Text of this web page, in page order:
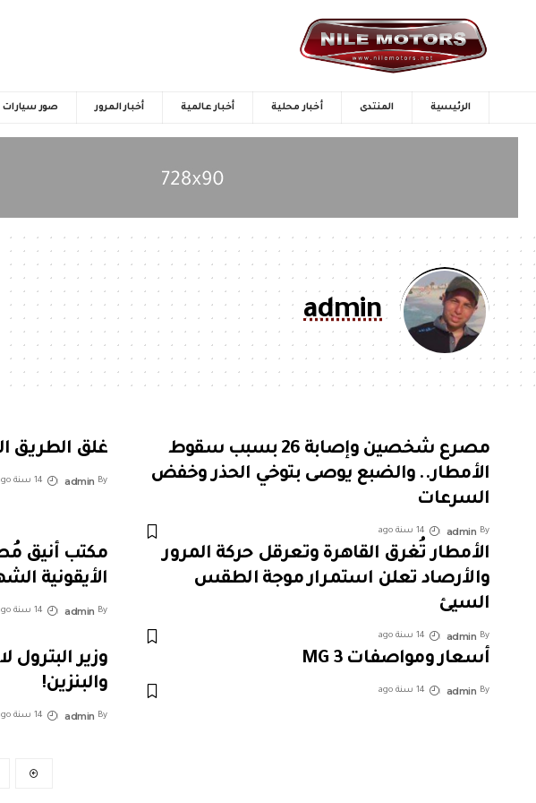
الرئيسية المنتدى أخبار محلية أخبار عالمية أخبار المرور صور سيارات
admin
مصرع شخصين وإصابة 26 بسبب سقوط
الأمطار.. والضبع يوصى بتوخي الحذر وخفض
السرعات
By
admin 14 سنة ago
غلق الطريق
By
admin 14 سنة ago
الأمطار تُغرق القاهرة وتعرقل حركة المرور
والأرصاد تعلن استمرار موجة الطقس
السيئ
By
admin 14 سنة ago
مكتب أنيق
الأيقونية
By
admin 14 سنة ago
أسعار ومواصفات MG 3
By
admin 14 سنة ago
وزير البترول
والبنزين!
By
admin 14 سنة ago